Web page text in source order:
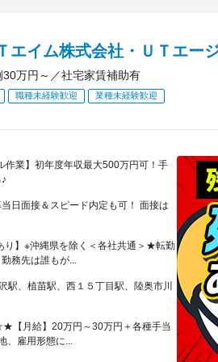
エイム株式会社・ＵＴエー
万円～／社宅家賃補助有
職種未経験歓迎 業種未経験歓迎
作業】初年度年収最大500万円可！手
日面接＆スピード内定も可！ 面接は
り】※沖縄県を除く＜各社共通＞★転勤
務先は誰もが...
駅、植苗駅、西１５丁目駅、陸奥市川
月給】20万円～30万円＋各種手当
、雇用形態に...